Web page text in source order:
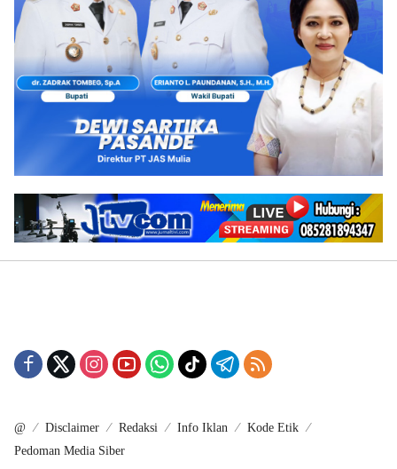
@ Disclaimer Redaksi Info Iklan
Kode Etik
Pedoman Media Siber